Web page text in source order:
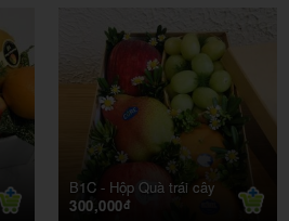
B1C - Hộp Quà trái cây
300,000đ